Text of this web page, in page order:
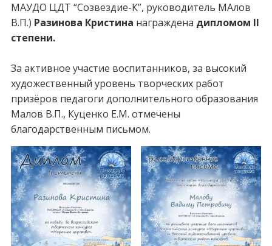
МАУДО ЦДТ “Созвездие-К”, руководитель МАлов
В.П.) Разинова Кристина награждена дипломом II
степени.
За активное участие воспитанников, за высокий
художественный уровень творческих работ
призёров педагоги дополнительного образования
Малов В.П., Куценко Е.М. отмечены
благодарственным письмом.